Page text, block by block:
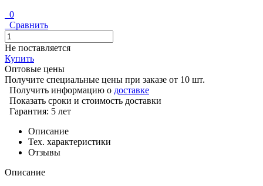
0
Сравнить
Не поставляется
Купить
Оптовые цены
Получите специальные цены при заказе от 10 шт.
Получить информацию о доставке
Показать сроки и стоимость доставки
Гарантия: 5 лет
Описание
Тех. характеристики
Отзывы
Описание